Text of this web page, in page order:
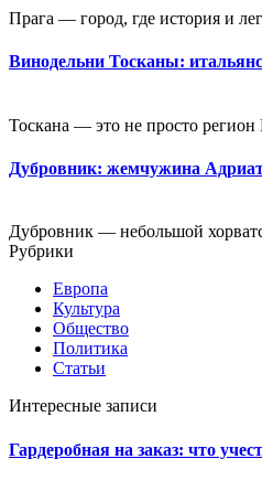
Прага — город, где история и
Винодельни Тосканы:
Тоскана — это не просто
Дубровник: жемчужина
Дубровник — небольшой
Рубрики
Европа
Культура
Общество
Политика
Статьи
Интересные записи
Гардеробная на заказ: что